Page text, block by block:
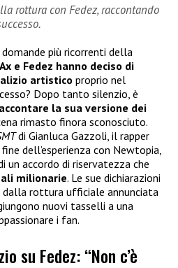
rottura con Fedez, raccontando
più ricorrenti della
e Fedez hanno deciso di
artistico proprio nel
Dopo tanto silenzio, è
la sua versione dei
rimasto finora sconosciuto.
di Gianluca Gazzoli, il rapper
dell’esperienza con Newtopia,
un accordo di riservatezza che
milionarie. Le sue dichiarazioni
dalla rottura ufficiale annunciata
nuovi tasselli a una
i fan.
su Fedez: “Non c’è